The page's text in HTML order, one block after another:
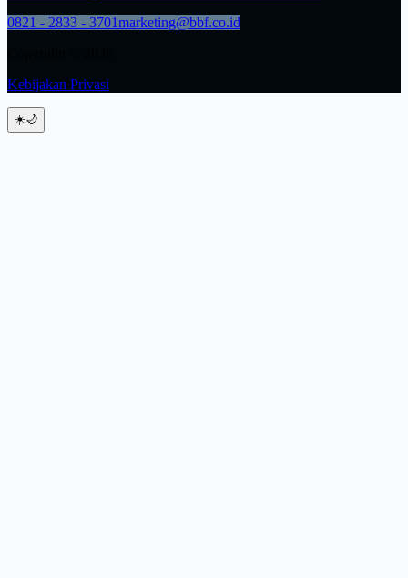
0821 - 2833 - 3701marketing@bbf.co.id
Kebijakan Privasi
☀️🌙